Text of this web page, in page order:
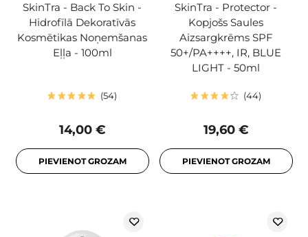
SkinTra - Back To Skin -
Hidrofīlā Dekoratīvās
Kosmētikas Noņemšanas
Eļļa - 100ml
54
14,00 €
PIEVIENOT GROZAM
SkinTra - Protector -
Kopjošs Saules
Aizsargkrēms SPF
50+/PA++++, IR, BLUE
LIGHT - 50ml
44
19,60 €
PIEVIENOT GROZAM